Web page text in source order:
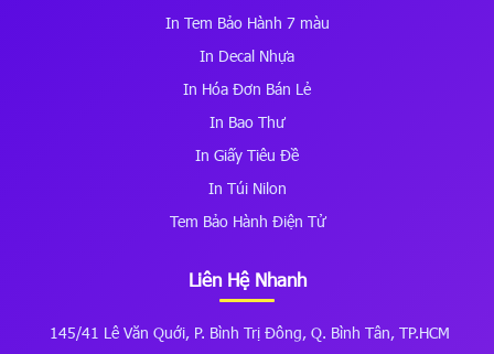
In Tem Bảo Hành 7 màu
In Decal Nhựa
In Hóa Đơn Bán Lẻ
In Bao Thư
In Giấy Tiêu Đề
In Túi Nilon
Tem Bảo Hành Điện Tử
Liên Hệ Nhanh
145/41 Lê Văn Quới, P. Bình Trị Đông, Q. Bình Tân, TP.HCM